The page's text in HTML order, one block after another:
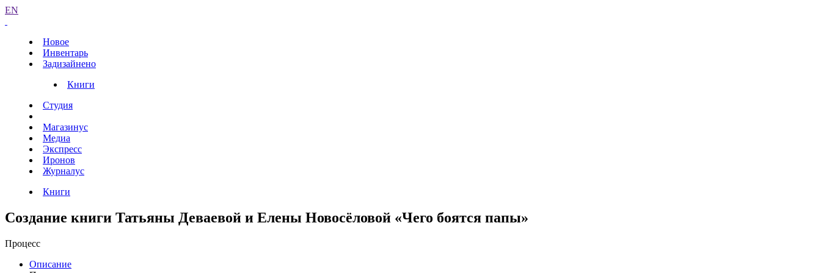
EN
Новое
Инвентарь
Задизайнено
Книги
Студия
Магазинус
Медиа
Экспресс
Иронов
Журналус
Книги
Создание книги Татьяны Деваевой и Елены Новосёловой «Чего боятся папы»
Процесс
Описание